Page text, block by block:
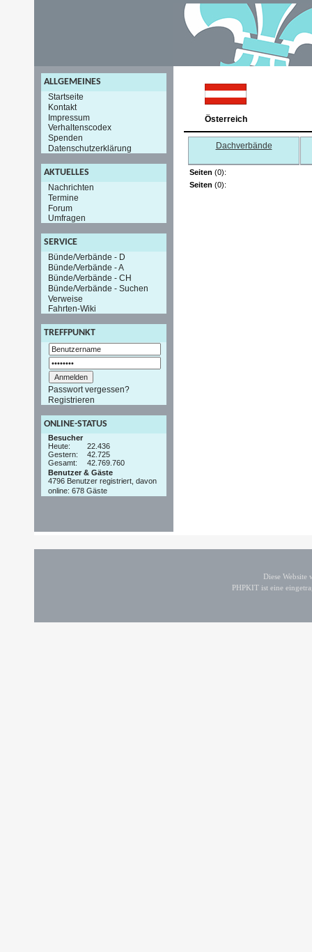
ALLGEMEINES
Startseite
Kontakt
Impressum
Verhaltenscodex
Spenden
Datenschutzerklärung
AKTUELLES
Nachrichten
Termine
Forum
Umfragen
SERVICE
Bünde/Verbände - D
Bünde/Verbände - A
Bünde/Verbände - CH
Bünde/Verbände - Suchen
Verweise
Fahrten-Wiki
TREFFPUNKT
Passwort vergessen?
Registrieren
ONLINE-STATUS
Besucher
Heute:
22.436
Gestern:
42.725
Gesamt:
42.769.760
Benutzer & Gäste
4796 Benutzer registriert, davon
online: 678 Gäste
Österreich
Dachverbände
Seiten (0):
Seiten (0):
Diese
PHPKIT ist eine